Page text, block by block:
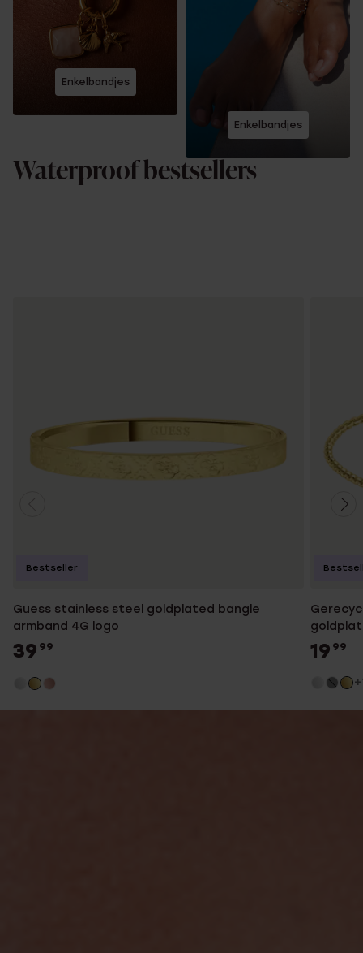
Enkelbandjes
Enkelbandjes
Waterproof bestsellers
Guess stainless steel goldplated bangle
armband 4G logo
39 99
Bestseller
19 99